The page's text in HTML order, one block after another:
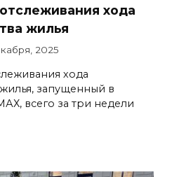
хода
жилья
2025
хода
жилья, запущенный в
всего за три недели